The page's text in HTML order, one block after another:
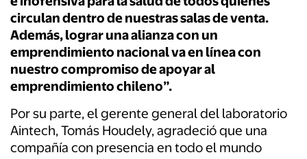
circulan dentro de nuestras salas de venta.
Además, lograr una alianza con un
emprendimiento nacional va en línea con
nuestro compromiso de apoyar al
emprendimiento chileno”.
Por su parte, el gerente general del laboratorio
Aintech, Tomás Houdely, agradeció que una
compañía con presencia en todo el mundo